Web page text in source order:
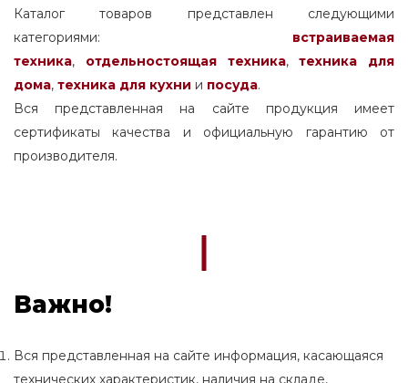
Каталог товаров представлен следующими
категориями: встраиваемая
техника, отдельностоящаятехника,
техника для
дома, техника для кухни и посуда.
Вся представленная на сайте продукция имеет
сертификаты качества и официальную гарантию от
производителя.
Важно!
Вся представленная на сайте информация, касающаяся
технических характеристик, наличия на складе,